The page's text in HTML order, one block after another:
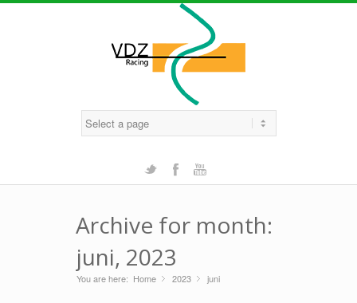
TwitterFacebook
Archive for month:
juni, 2023
You are here: Home »
2023 »
juni